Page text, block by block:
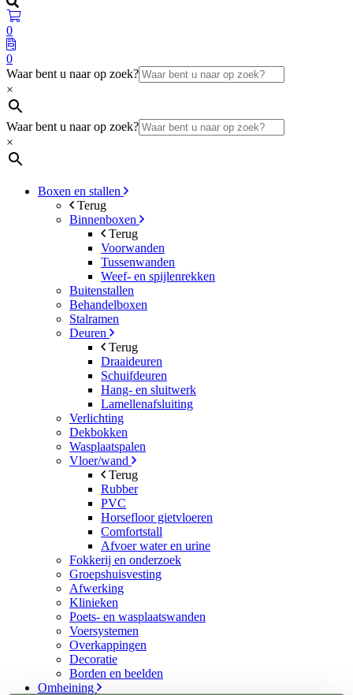
0
0
Waar bent u naar op zoek?
×
Waar bent u naar op zoek?
×
Boxen en stallen
Terug
Binnenboxen
Terug
Voorwanden
Tussenwanden
Weef- en spijlenrekken
Buitenstallen
Behandelboxen
Stalramen
Deuren
Terug
Draaideuren
Schuifdeuren
Hang- en sluitwerk
Lamellenafsluiting
Verlichting
Dekbokken
Wasplaatspalen
Vloer/wand
Terug
Rubber
PVC
Horsefloor gietvloeren
Comfortstall
Afvoer water en urine
Fokkerij en onderzoek
Groepshuisvesting
Afwerking
Klinieken
Poets- en wasplaatswanden
Voersystemen
Overkappingen
Decoratie
Borden en beelden
Omheining